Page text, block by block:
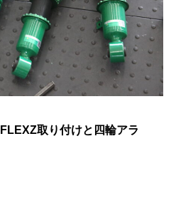
取り付けと四輪アラ